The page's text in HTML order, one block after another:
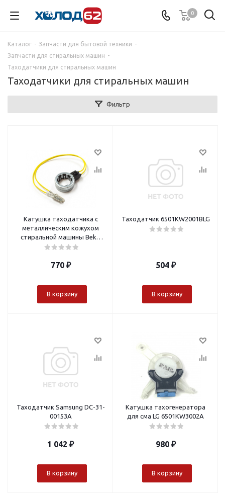
0
Каталог - Запчасти для бытовой техники -
Запчасти для стиральных машин -
Таходатчики для стиральных машин
Таходатчики для стиральных машин
Фильтр
Катушка таходатчика с
металлическим кожухом
стиральной машины Beko
372205506, замена 372205505
770₽
В корзину
Таходатчик 6501KW2001ВLG
504₽
В корзину
Таходатчик Samsung DC-31-
00153A
1 042 ₽
В корзину
Катушка тахогенератора
для сма LG 6501KW3002A
980₽
В корзину